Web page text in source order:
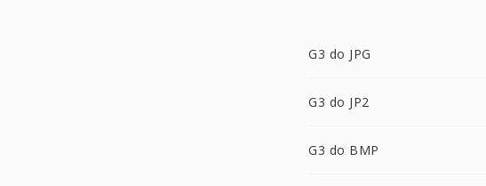
G3 do JPG
G3 do JP2
G3 do BMP